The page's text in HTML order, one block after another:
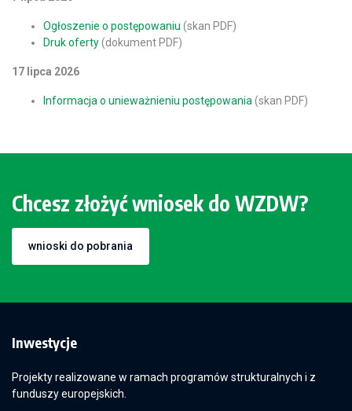
Ogłoszenie o postępowaniu (skan PDF)
Druk oferty(dokument PDF)
17 lipca 2026
Informacja o unieważnieniu postępowania (skan PDF)
Chcesz złożyć wniosek do WZDW?
wnioski do pobrania
Inwestycje
Projekty realizowane w ramach programów strukturalnych i z
funduszy europejskich.